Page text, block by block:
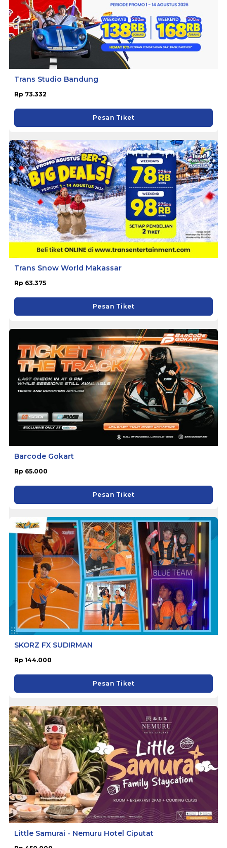
Trans Studio Bandung
Rp 73.332
Pesan Tiket
Trans Snow World Makassar
Rp 63.375
Pesan Tiket
Barcode Gokart
Rp 65.000
Pesan Tiket
SKORZ FX SUDIRMAN
Rp 144.000
Pesan Tiket
Little Samurai - Nemuru Hotel Ciputat